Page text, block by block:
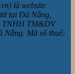
là website
tại Đà Nẵng,
TNHH TM&DV
Nẵng. Mã số thuế: